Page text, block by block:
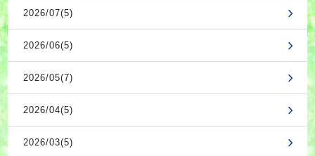
2026/07(5)
2026/06(5)
2026/05(7)
2026/04(5)
2026/03(5)